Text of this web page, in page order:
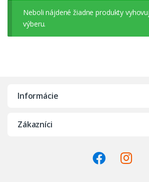
Neboli nájdené žiadne produkty
výberu.
Informácie
Zákazníci